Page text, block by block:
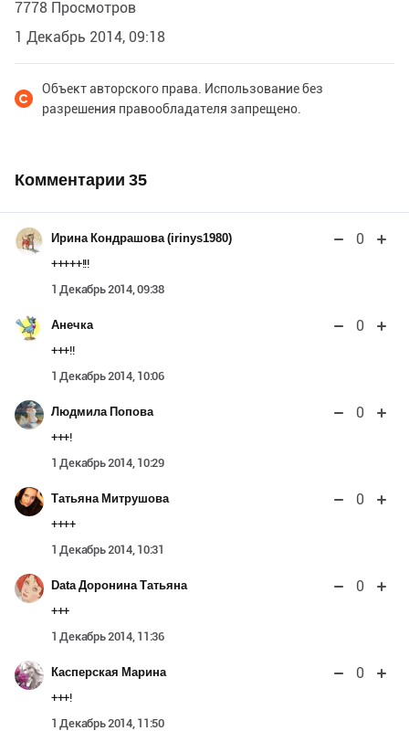
7778 Просмотров
1 Декабрь 2014, 09:18
Объект авторского права. Использование без
разрешения правообладателя запрещено.
Комментарии 35
Ирина Кондрашова (irinys1980) 0
+++++!!!
1 Декабрь 2014, 09:38
Анечка 0
+++!!
1 Декабрь 2014, 10:06
Людмила Попова 0
+++!
1 Декабрь 2014, 10:29
Татьяна Митрушова 0
++++
1 Декабрь 2014, 10:31
Data Доронина Татьяна 0
+++
1 Декабрь 2014, 11:36
Касперская Марина 0
+++!
1 Декабрь 2014, 11:50